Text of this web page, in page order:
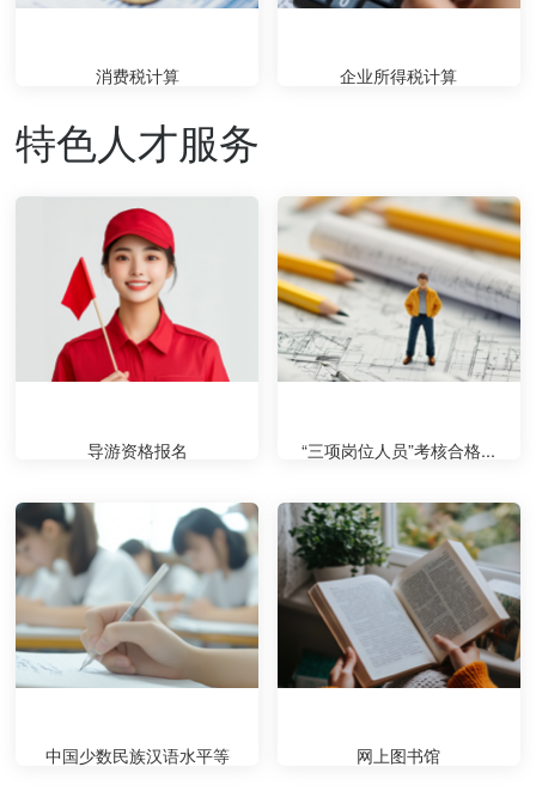
消费税计算 企业所得税计算
特色人才服务
导游资格报名 “三项岗位人员”考核合格...
中国少数民族汉语水平等
网上图书馆